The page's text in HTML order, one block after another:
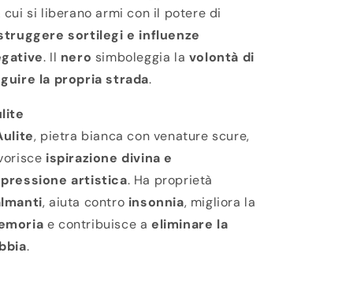
cui si liberano armi con il potere di
sortilegi e influenze
. Il nero simboleggia la volontà di
la propria strada.
, pietra bianca con venature scure,
ispirazione divina e
artistica. Ha proprietà
, aiuta contro insonnia, migliora la
e contribuisce aeliminare la
.